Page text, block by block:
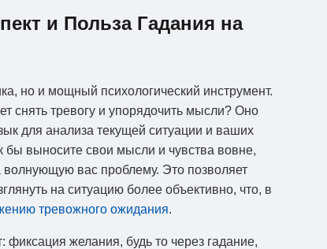
и Польза Гадания на
но и мощный психологический инструмент.
снять тревогу и упорядочить мысли? Оно
для анализа текущей ситуации и ваших
бы выносите свои мысли и чувства вовне,
волнующую вас проблему. Это позволяет
на ситуацию более объективно, что, в
тревожного ожидания.
фиксация желания, будь то через гадание,